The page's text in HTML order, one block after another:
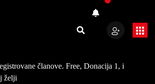
članove. Free, Donacija 1, i
želji